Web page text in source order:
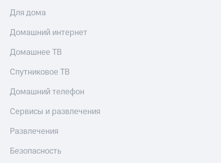
Для дома
Домашний интернет
Домашнее ТВ
Спутниковое ТВ
Домашний телефон
Сервисы и развлечения
Развлечения
Безопасность